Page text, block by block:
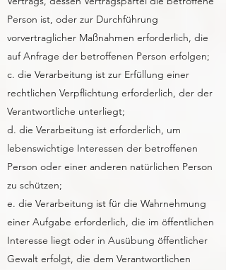
Person ist, oder zur Durchführung
vorvertraglicher Maßnahmen erforderlich, die
auf Anfrage der betroffenen Person erfolgen;
c. die Verarbeitung ist zur Erfüllung einer
rechtlichen Verpflichtung erforderlich, der der
Verantwortliche unterliegt;
d. die Verarbeitung ist erforderlich, um
lebenswichtige Interessen der betroffenen
Person oder einer anderen natürlichen Person
zu schützen;
e. die Verarbeitung ist für die Wahrnehmung
einer Aufgabe erforderlich, die im öffentlichen
Interesse liegt oder in Ausübung öffentlicher
Gewalt erfolgt, die dem Verantwortlichen